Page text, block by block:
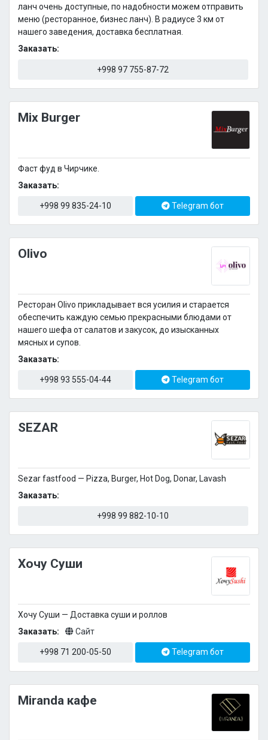
ланч очень доступные, по надобности можем отправить
меню (ресторанное, бизнес ланч). В радиусе 3 км от
нашего заведения, доставка бесплатная.
Заказать:
+998 97 755-87-72
Mix Burger
Фаст фуд в Чирчике.
Заказать:
+998 99 835-24-10 Telegram бот
Olivo
Ресторан Olivo прикладывает вся усилия и старается
обеспечить каждую семью прекрасными блюдами от
нашего шефа от салатов и закусок, до изысканных
мясных и супов.
Заказать:
+998 93 555-04-44 Telegram бот
SEZAR
Sezar fastfood — Pizza, Burger, Hot Dog, Donar, Lavash
Заказать:
+998 99 882-10-10
Xочу Суши
Xочу Суши — Доставка суши и роллов
Заказать:
Сайт
+998 71 200-05-50 Telegram бот
Miranda кафе